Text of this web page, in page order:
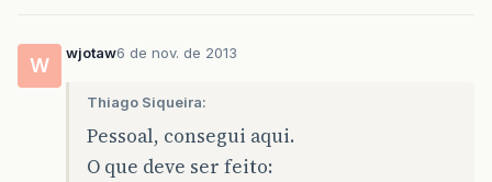
W
wjotaw6 de nov. de 2013
Thiago Siqueira:
Pessoal, consegui aqui.
O que deve ser feito: